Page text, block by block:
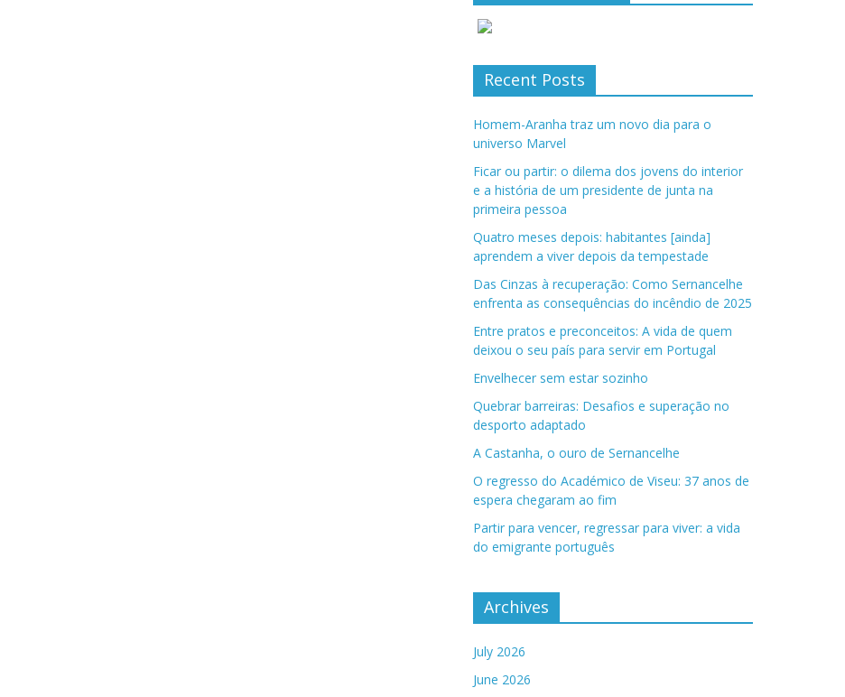
Recent Posts
Homem-Aranha traz um novo dia para o
universo Marvel
Ficar ou partir: o dilema dos jovens do interior
e a história de um presidente de junta na
primeira pessoa
Quatro meses depois: habitantes [ainda]
aprendem a viver depois da tempestade
Das Cinzas à recuperação: Como Sernancelhe
enfrenta as consequências do incêndio de 2025
Entre pratos e preconceitos: A vida de quem
deixou o seu país para servir em Portugal
Envelhecer sem estar sozinho
Quebrar barreiras: Desafios e superação no
desporto adaptado
A Castanha, o ouro de Sernancelhe
O regresso do Académico de Viseu: 37 anos de
espera chegaram ao fim
Partir para vencer, regressar para viver: a vida
do emigrante português
Archives
July 2026
June 2026